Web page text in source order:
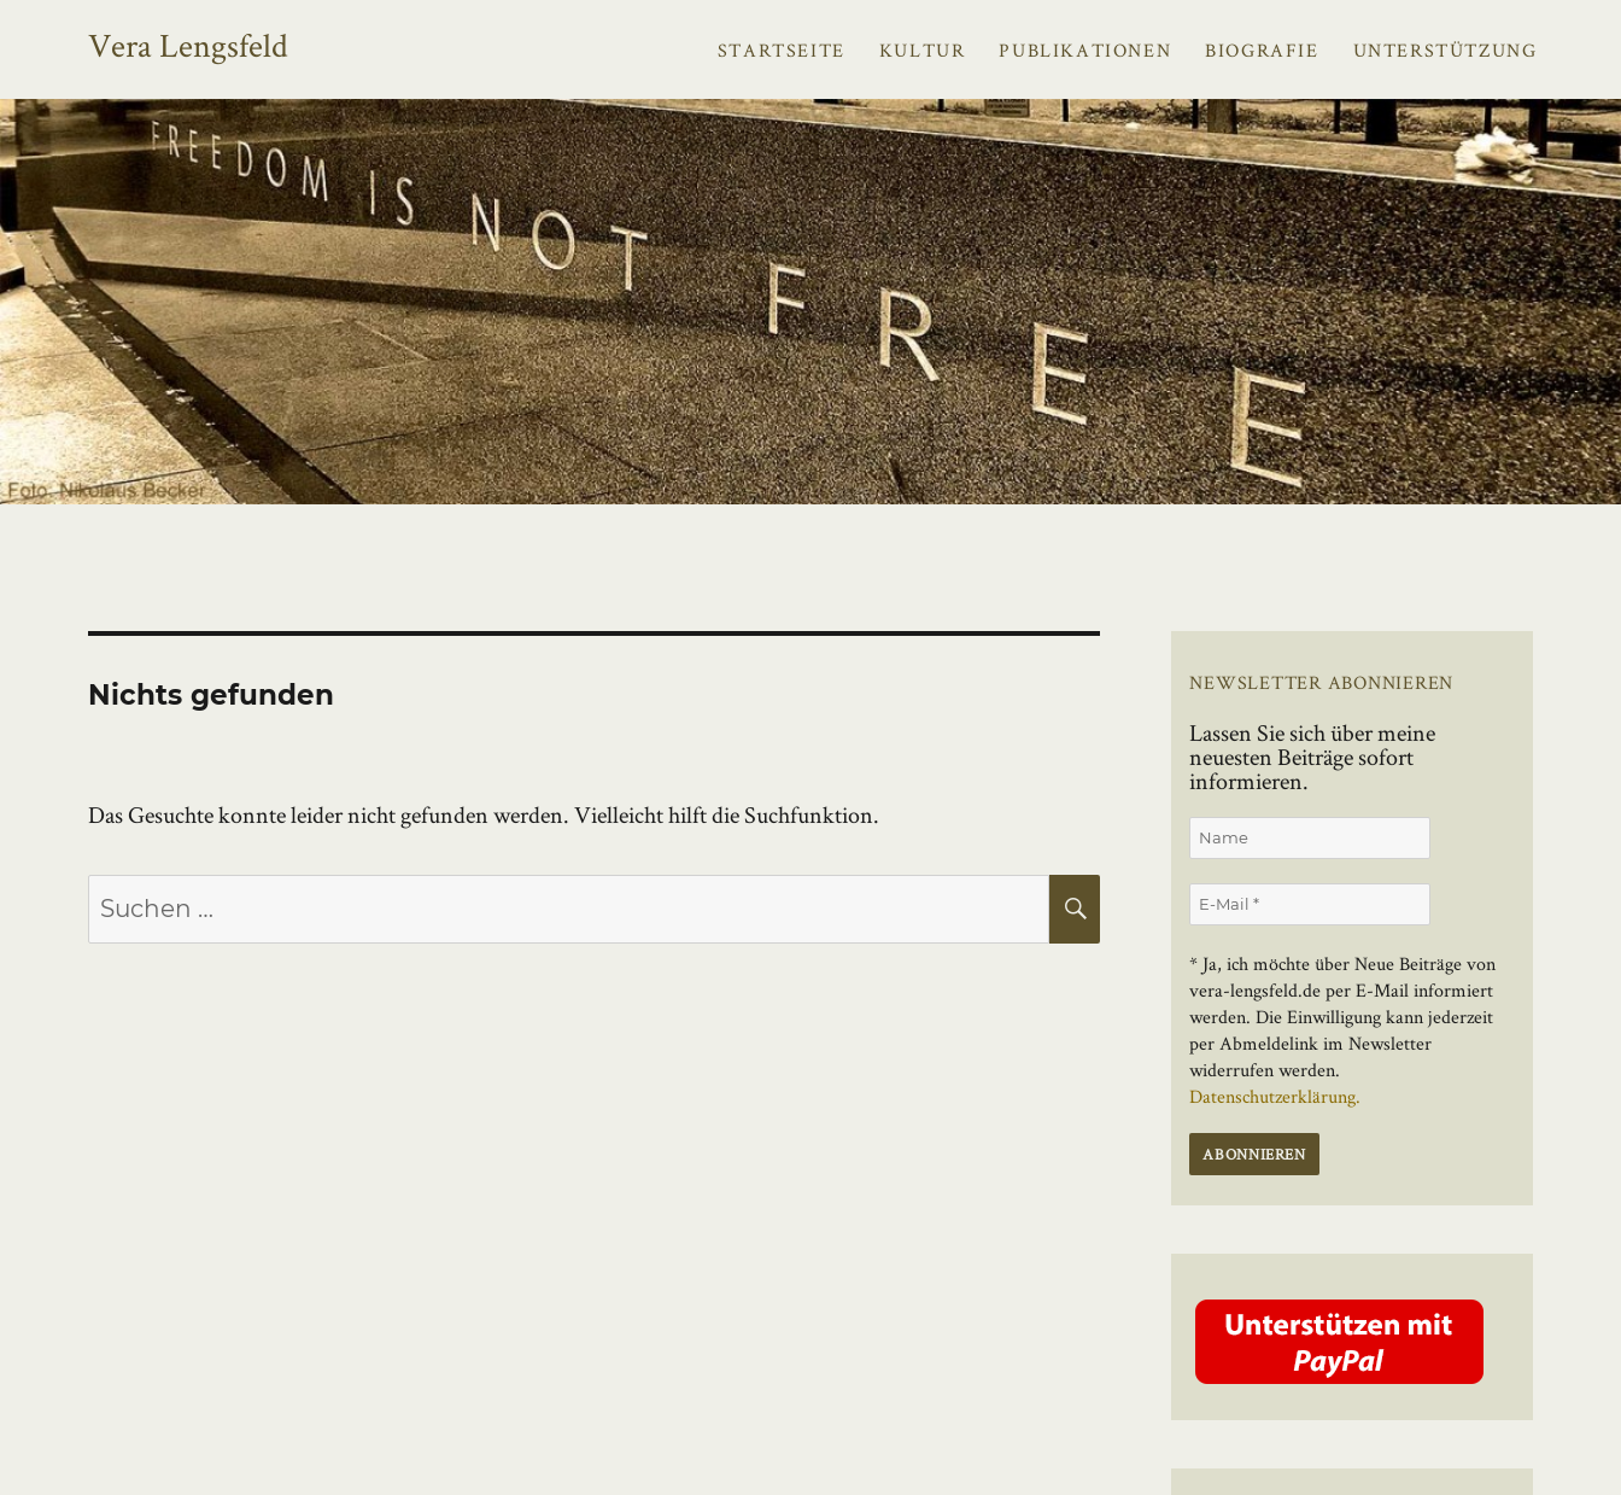
Vera Lengsfeld STARTSEITE KULTUR PUBLIKATIONEN BIOGRAFIE UNTERSTÜTZUNG
Nichts gefunden
Das Gesuchte konnte leider nicht gefunden werden. Vielleicht hilft die Suchfunktion.
Suchen
nach:
SUCHEN
NEWSLETTER ABONNIEREN
Lassen Sie sich über meine
neuesten Beiträge sofort
informieren.
* Ja, ich möchte über Neue Beiträge von
vera-lengsfeld.de per E-Mail informiert
werden. Die Einwilligung kann jederzeit
per Abmeldelink im Newsletter
widerrufen werden.
Datenschutzerklärung.